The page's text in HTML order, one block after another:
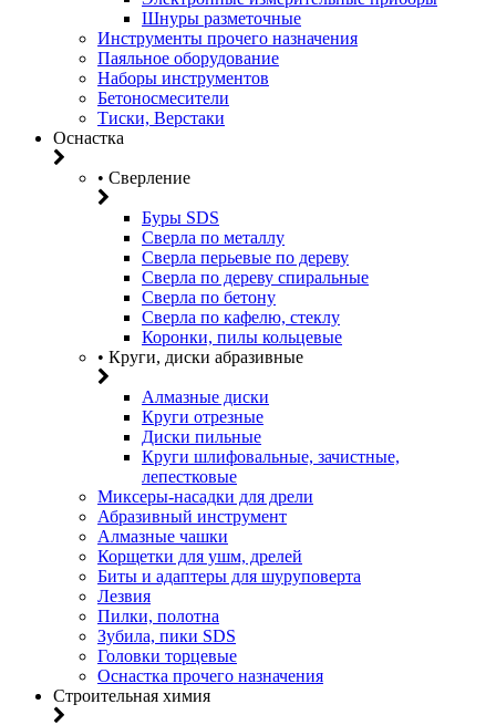
Шнуры разметочные
Инструменты прочего назначения
Паяльное оборудование
Наборы инструментов
Бетоносмесители
Тиски, Верстаки
Оснастка
• Сверление
Буры SDS
Сверла по металлу
Сверла перьевые по дереву
Сверла по дереву спиральные
Сверла по бетону
Сверла по кафелю, стеклу
Коронки, пилы кольцевые
• Круги, диски абразивные
Алмазные диски
Круги отрезные
Диски пильные
Круги шлифовальные, зачистные,
лепестковые
Миксеры-насадки для дрели
Абразивный инструмент
Алмазные чашки
Корщетки для ушм, дрелей
Биты и адаптеры для шуруповерта
Лезвия
Пилки, полотна
Зубила, пики SDS
Головки торцевые
Оснастка прочего назначения
Строительная химия